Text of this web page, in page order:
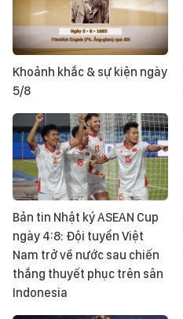
Khoảnh khắc & sự kiện ngày
5/8
Bản tin Nhật ký ASEAN Cup
ngày 4:8: Đội tuyển Việt
Nam trở về nước sau chiến
thắng thuyết phục trên sân
Indonesia